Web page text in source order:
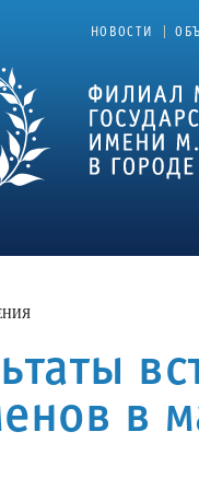
НОВОСТИ |
в